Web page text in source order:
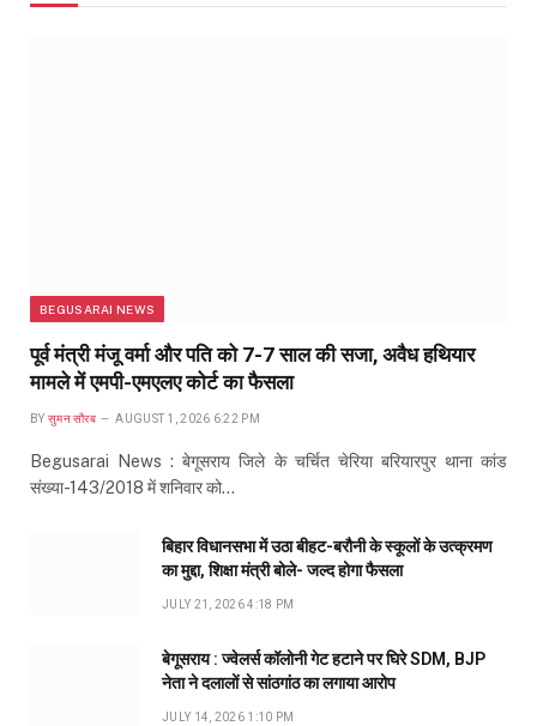
BEGUSARAI NEWS
पूर्व मंत्री मंजू वर्मा और पति को 7-7 साल की सजा, अवैध हथियार
मामले में एमपी-एमएलए कोर्ट का फैसला
BY सुमन सौरब AUGUST 1, 2026 6:22 PM
Begusarai News : बेगूसराय जिले के चर्चित चेरिया बरियारपुर थाना कांड
संख्या-143/2018 में शनिवार को…
बिहार विधानसभा में उठा बीहट-बरौनी के स्कूलों के उत्क्रमण
का मुद्दा, शिक्षा मंत्री बोले- जल्द होगा फैसला
JULY 21, 2026 4:18 PM
बेगूसराय : ज्वेलर्स कॉलोनी गेट हटाने पर घिरे SDM, BJP
नेता ने दलालों से सांठगांठ का लगाया आरोप
JULY 14, 2026 1:10 PM